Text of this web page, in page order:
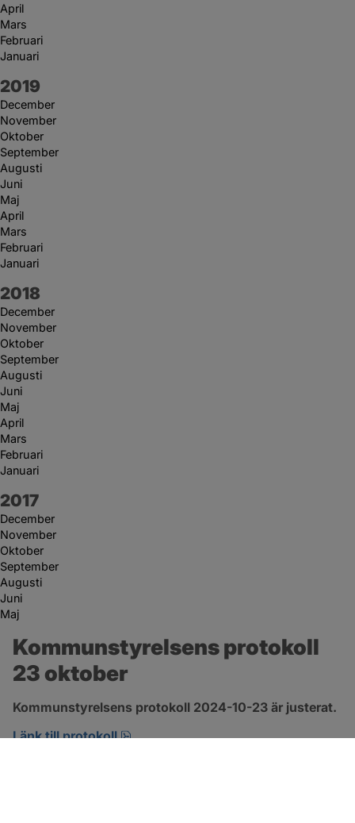
April
Mars
Februari
Januari
År:
2019
December
November
Oktober
September
Augusti
Juni
Maj
April
Mars
Februari
Januari
År:
2018
December
November
Oktober
September
Augusti
Juni
Maj
April
Mars
Februari
Januari
År:
2017
December
November
Oktober
September
Augusti
Juni
Maj
Kommunstyrelsens protokoll
23 oktober
Kommunstyrelsens protokoll 2024-10-23 är justerat.
Länk till protokoll
pdf, 463.4 kB, öppnas i nytt fönster.